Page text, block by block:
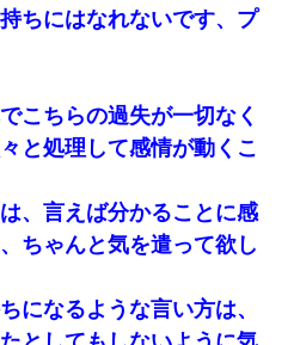
ちにはなれないです、プ
こちらの過失が一切なく
と処理して感情が動くこ
、言えば分かることに感
ちゃんと気を遣って欲し
になるような言い方は、